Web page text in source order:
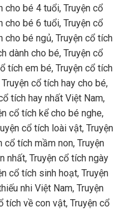
cho bé 4 tuổi, Truyện cổ
cho bé 6 tuổi, Truyện cổ
cho bé ngủ, Truyện cổ tích
dành cho bé, Truyện cổ
tích em bé, Truyện cổ tích
Truyện cổ tích hay cho bé,
tích hay nhất Việt Nam,
cổ tích kể cho bé nghe,
cổ tích loài vật, Truyện
cổ tích mầm non, Truyện
nhất, Truyện cổ tích ngày
cổ tích sinh hoạt, Truyện
nhi Việt Nam, Truyện
tích về con vật, Truyện cổ